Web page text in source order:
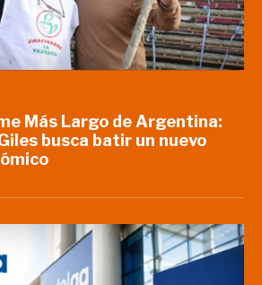
Más Largo de Argentina:
busca batir un nuevo